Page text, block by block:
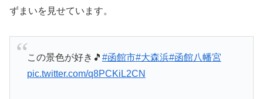
ずまいを見せています。
この景色が好き🎵 #函館市#大森浜#函館八幡宮
pic.twitter.com/q8PCKiL2CN